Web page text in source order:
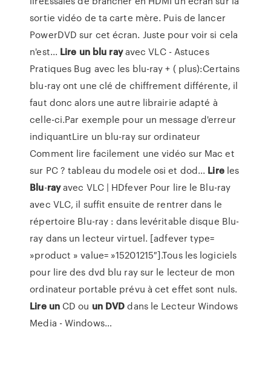
sortie vidéo de ta carte mère. Puis de lancer
PowerDVD sur cet écran. Juste pour voir si cela
n'est... Lire un blu rayavec VLC - Astuces
Pratiques Bug avec les blu-ray + ( plus):Certains
blu-ray ont une clé de chiffrement différente, il
faut donc alors une autre librairie adapté à
celle-ci.Par exemple pour un message d'erreur
indiquantLire un blu-ray sur ordinateur
Comment lire facilement une vidéo sur Mac et
sur PC ? tableau du modele osi et dod... Lireles
Blu-rayavec VLC | HDfever Pour lire le Blu-ray
avec VLC, il suffit ensuite de rentrer dans le
répertoire Blu-ray : dans levéritable disque Blu-
ray dans un lecteur virtuel. [adfever type=
»product » value= »15201215″].Tous les logiciels
pour lire des dvd blu ray sur le lecteur de mon
ordinateur portable prévu à cet effet sont nuls.
Lire unCD ou un DVDdans le Lecteur Windows
Media - Windows…